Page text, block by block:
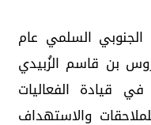
الجنوبي السلمي عام
بن قاسم الزُبيدي
قيادة الفعاليات
والاستهداف